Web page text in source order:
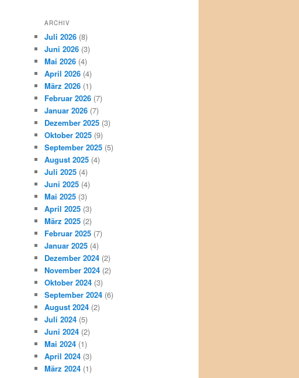
ARCHIV
Juli 2026 (8)
Juni 2026 (3)
Mai 2026 (4)
April 2026 (4)
März 2026 (1)
Februar 2026 (7)
Januar 2026 (7)
Dezember 2025 (3)
Oktober 2025 (9)
September 2025 (5)
August 2025 (4)
Juli 2025 (4)
Juni 2025 (4)
Mai 2025 (3)
April 2025 (3)
März 2025 (2)
Februar 2025 (7)
Januar 2025 (4)
Dezember 2024 (2)
November 2024 (2)
Oktober 2024 (3)
September 2024 (6)
August 2024 (2)
Juli 2024 (5)
Juni 2024 (2)
Mai 2024 (1)
April 2024 (3)
März 2024 (1)